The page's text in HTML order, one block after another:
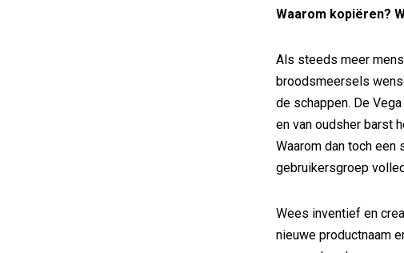
Waarom kopiëren?
Als steeds meer
broodsmeersels
de schappen. De
en van oudsher barst
Waarom dan toch
gebruikersgroep
Wees inventief en
nieuwe productnaam